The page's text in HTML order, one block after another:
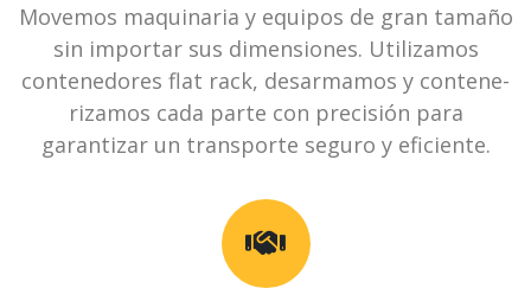
Movemos maquinaria y equipos de gran tamaño
sin importar sus dimensiones. Utilizamos
contenedores flat rack, desarmamos y contene­
rizamos cada parte con precisión para
garantizar un transporte seguro y eficiente.